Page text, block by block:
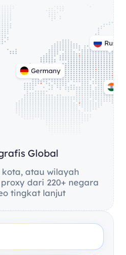
Global
atau wilayah
dari 220+ negara
tingkat lanjut